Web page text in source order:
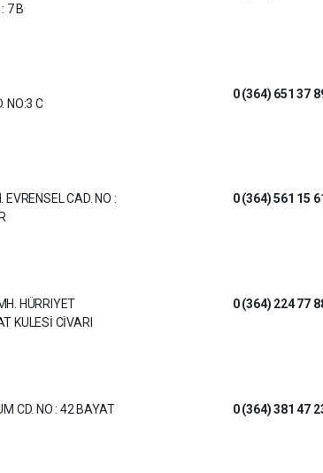
7 B
NO:3 C
0 (364) 651 37
EVRENSEL CAD. NO :
0 (364) 561 15
HÜRRIYET
KULESİ CİVARI
0 (364) 224 77
CD. NO : 42 BAYAT
0 (364) 381 47